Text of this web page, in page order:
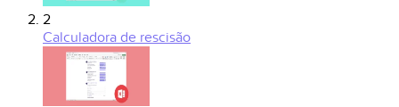
2
Calculadora de rescisão